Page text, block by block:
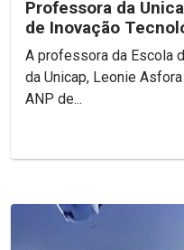
Professora da
de Inovação
Personalidade...
A professora da Escola
da Unicap, Leonie
ANP de...